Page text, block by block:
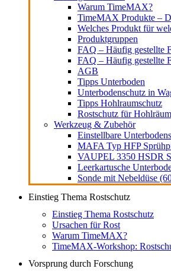
Warum TimeMAX?
TimeMAX Produkte –
Welches Produkt für
Produktgruppen
FAQ – Häufig gestellte
FAQ – Häufig gestellte
AGB
Tipps Unterboden
Unterbodenschutz in
Tipps Hohlraumschutz
Rostschutz für
Werkzeug & Zubehör
Einstellbare
MAFA Typ HFP
VAUPEL 3350 HSDR
Leerkartusche
Sonde mit Nebeldüse
Einstieg Thema Rostschutz
Einstieg Thema Rostschutz
Ursachen für Rost
Warum TimeMAX?
TimeMAX-Workshop:
Vorsprung durch Forschung